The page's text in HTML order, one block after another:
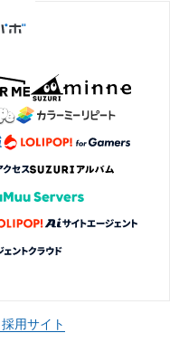
採用サイト